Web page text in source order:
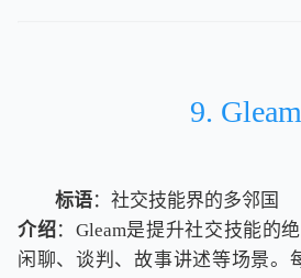
9. Gleam
标语：社交技能界的多邻国
介绍：Gleam是提升社交技能的
闲聊、谈判、故事讲述等场景。